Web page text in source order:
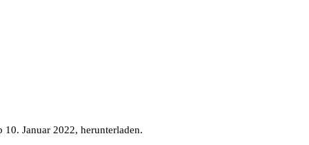
Januar 2022, herunterladen.